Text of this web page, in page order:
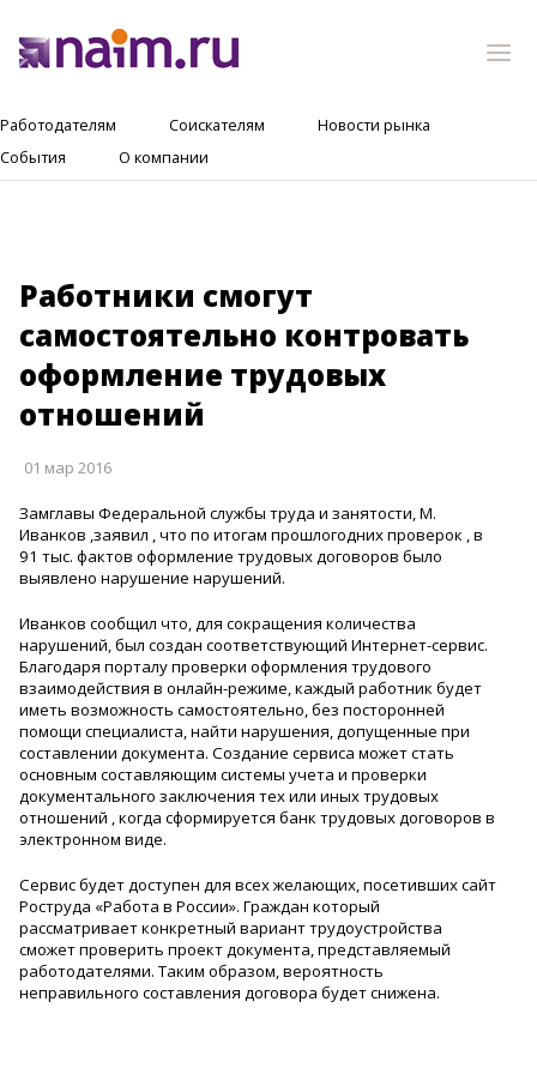
Работодателям Соискателям
Новости рынка
События
О компании
Работники смогут
самостоятельно контровать
оформление трудовых
отношений
01 мар 2016
Замглавы Федеральной службы труда и занятости, М.
Иванков ,заявил , что по итогам прошлогодних проверок , в
91 тыс. фактов оформление трудовых договоров было
выявлено нарушение нарушений.
Иванков сообщил что, для сокращения количества
нарушений, был создан соответствующий Интернет-сервис.
Благодаря порталу проверки оформления трудового
взаимодействия в онлайн-режиме, каждый работник будет
иметь возможность самостоятельно, без посторонней
помощи специалиста, найти нарушения, допущенные при
составлении документа. Создание сервиса может стать
основным составляющим системы учета и проверки
документального заключения тех или иных трудовых
отношений , когда сформируется банк трудовых договоров в
электронном виде.
Сервис будет доступен для всех желающих, посетивших сайт
Роструда «Работа в России». Граждан который
рассматривает конкретный вариант трудоустройства
сможет проверить проект документа, представляемый
работодателями. Таким образом, вероятность
неправильного составления договора будет снижена.